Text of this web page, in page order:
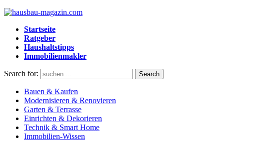
Startseite
Ratgeber
Haushaltstipps
Immobilienmakler
Search for: Search
Bauen & Kaufen
Modernisieren & Renovieren
Garten & Terrasse
Einrichten & Dekorieren
Technik & Smart Home
Immobilien-Wissen